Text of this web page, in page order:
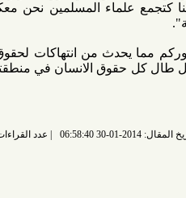
المسلمين نحن معكم والأمر
من انتهاكات لحقوق الإنسان
الانسان في منطقتنا العربية
عدد القراءات: 7190 قراءة |